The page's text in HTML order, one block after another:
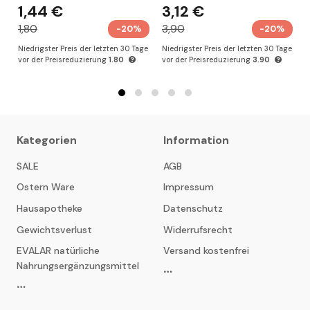
jede Hautzelle bei.
Milch-, Zitronensäure) erneuert intensiv die Haut,
gleicht den Teint aus, schafft den Effekt einer
strahlenden, ausgeruhten und jugendlich
aussehenden Haut .
Einsatz von Linienprodukten erreicht. Die Wirkung ist
kumulativ und hält lange an.
1,44 €
1,80 -20%
Niedrigster Preis der letzten 30 Tage
vor der Preisreduzierung 1.80
3,12 €
3,90 -20%
Niedrigster Preis der letzten 30 Tage
vor der Preisreduzierung 3.90
Kategorien
SALE
Ostern Ware
Hausapotheke
Gewichtsverlust
EVALAR natürliche
Nahrungsergänzungsmittel
Information
AGB
Impressum
Datenschutz
Widerrufsrecht
Versand kostenfrei